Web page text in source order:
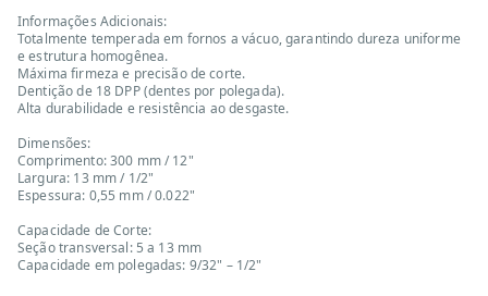
Informações Adicionais:
Totalmente temperada em fornos a vácuo, garantindo dureza uniforme
e estrutura homogênea.
Máxima firmeza e precisão de corte.
Dentição de 18 DPP (dentes por polegada).
Alta durabilidade e resistência ao desgaste.
Dimensões:
Comprimento: 300 mm / 12"
Largura: 13 mm / 1/2"
Espessura: 0,55 mm / 0.022"
Capacidade de Corte:
Seção transversal: 5 a 13 mm
Capacidade em polegadas: 9/32" – 1/2"